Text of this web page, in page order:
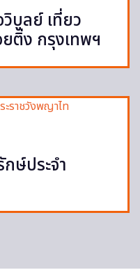
บูลย์ เที่ยว
ติ่ง กรุงเทพฯ
ษ์ประจำ